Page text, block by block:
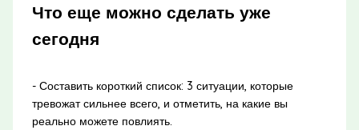
Что еще можно сделать уже
сегодня
- Составить короткий список: 3 ситуации, которые
тревожат сильнее всего, и отметить, на какие вы
реально можете повлиять.